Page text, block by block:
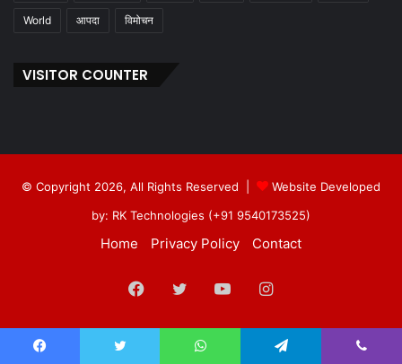
World आपदा विमोचन
VISITOR COUNTER
© Copyright 2026, All Rights Reserved |
Website Developed
by: RK Technologies (+91 9540173525)
Home Privacy Policy Contact
Facebook
TwitterYouTubeInstagram